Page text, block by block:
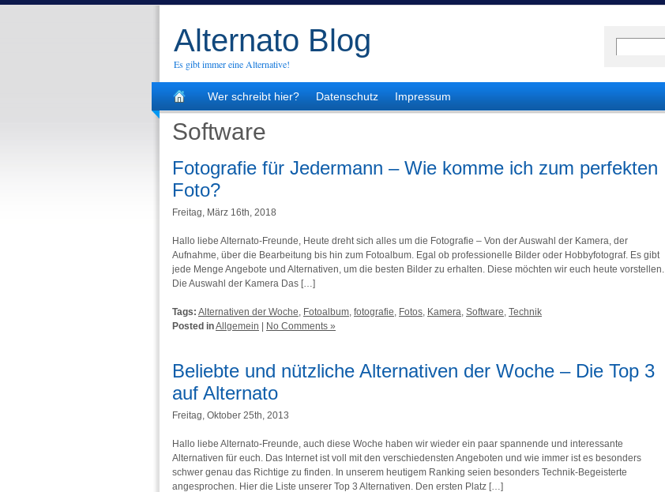
Alternato Blog
Es gibt immer eine Alternative!
Wer schreibt hier? Datenschutz Impressum
Software
Fotografie für Jedermann – Wie komme ich zum perfekten
Foto?
Freitag, März 16th, 2018
Hallo liebe Alternato-Freunde, Heute dreht sich alles um die Fotografie – Von der Auswahl der Kamera, der
Aufnahme, über die Bearbeitung bis hin zum Fotoalbum. Egal ob professionelle Bilder oder Hobbyfotograf. Es gibt
jede Menge Angebote und Alternativen, um die besten Bilder zu erhalten. Diese möchten wir euch heute vorstellen.
Die Auswahl der Kamera Das […]
Tags: Alternativen der Woche, Fotoalbum, fotografie, Fotos, Kamera, Software, Technik
Posted inAllgemein No Comments »
Beliebte und nützliche Alternativen der Woche – Die Top 3
auf Alternato
Freitag, Oktober 25th, 2013
Hallo liebe Alternato-Freunde, auch diese Woche haben wir wieder ein paar spannende und interessante
Alternativen für euch. Das Internet ist voll mit den verschiedensten Angeboten und wie immer ist es besonders
schwer genau das Richtige zu finden. In unserem heutigem Ranking seien besonders Technik-Begeisterte
angesprochen. Hier die Liste unserer Top 3 Alternativen. Den ersten Platz […]